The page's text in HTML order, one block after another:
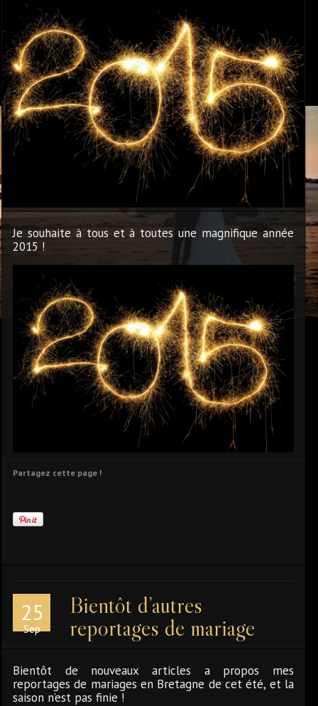
Je souhaite à tous et à toutes une magnifique année
2015 !
Partagez cette page !
25
Sep
Bientôt d’autres
reportages de mariage
Bientôt de nouveaux articles a propos mes
reportages de mariages en Bretagne de cet été, et la
saison n’est pas finie !